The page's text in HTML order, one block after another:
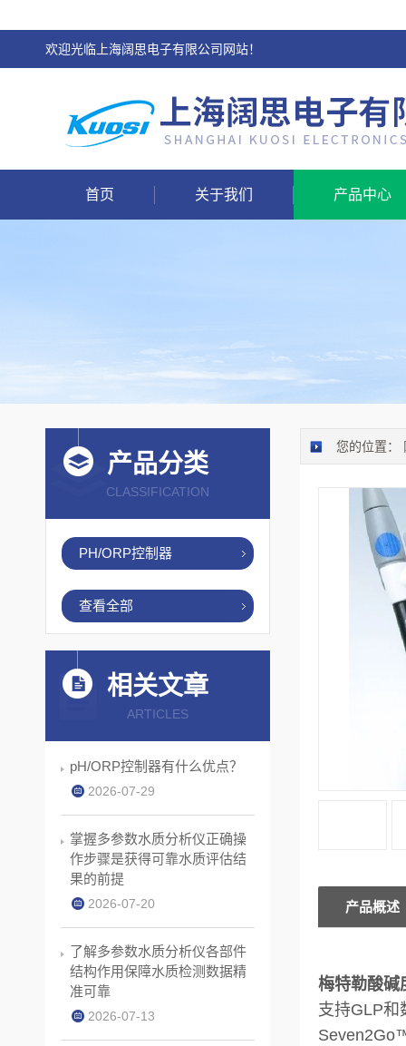
欢迎光临上海阔思电子有限公司网站！
首页 关于我们 产品中心
您的位置：
产品概述
梅特勒酸
支持GLP和
产品分类
CLASSIFICATION
PH/ORP控制器
查看全部
相关文章
ARTICLES
pH/ORP控制器有什么优点？
2026-07-29
掌握多参数水质分析仪正确操
作步骤是获得可靠水质评估结
果的前提
2026-07-20
了解多参数水质分析仪各部件
结构作用保障水质检测数据精
准可靠
2026-07-13